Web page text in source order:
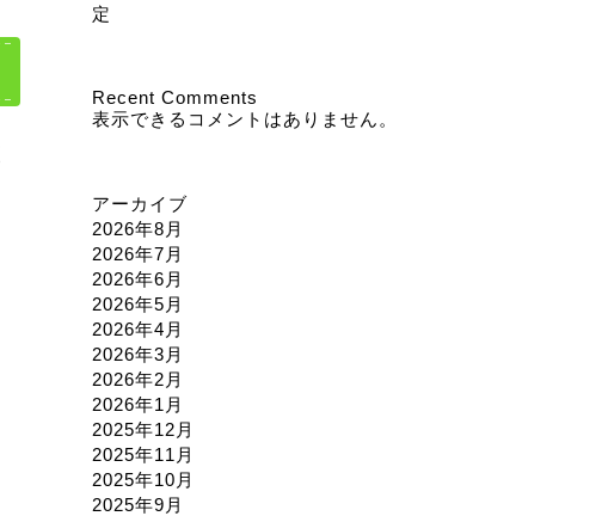
定
Recent Comments
表示できるコメントはありません。
アーカイブ
2026年8月
2026年7月
2026年6月
2026年5月
2026年4月
2026年3月
2026年2月
2026年1月
2025年12月
2025年11月
2025年10月
2025年9月